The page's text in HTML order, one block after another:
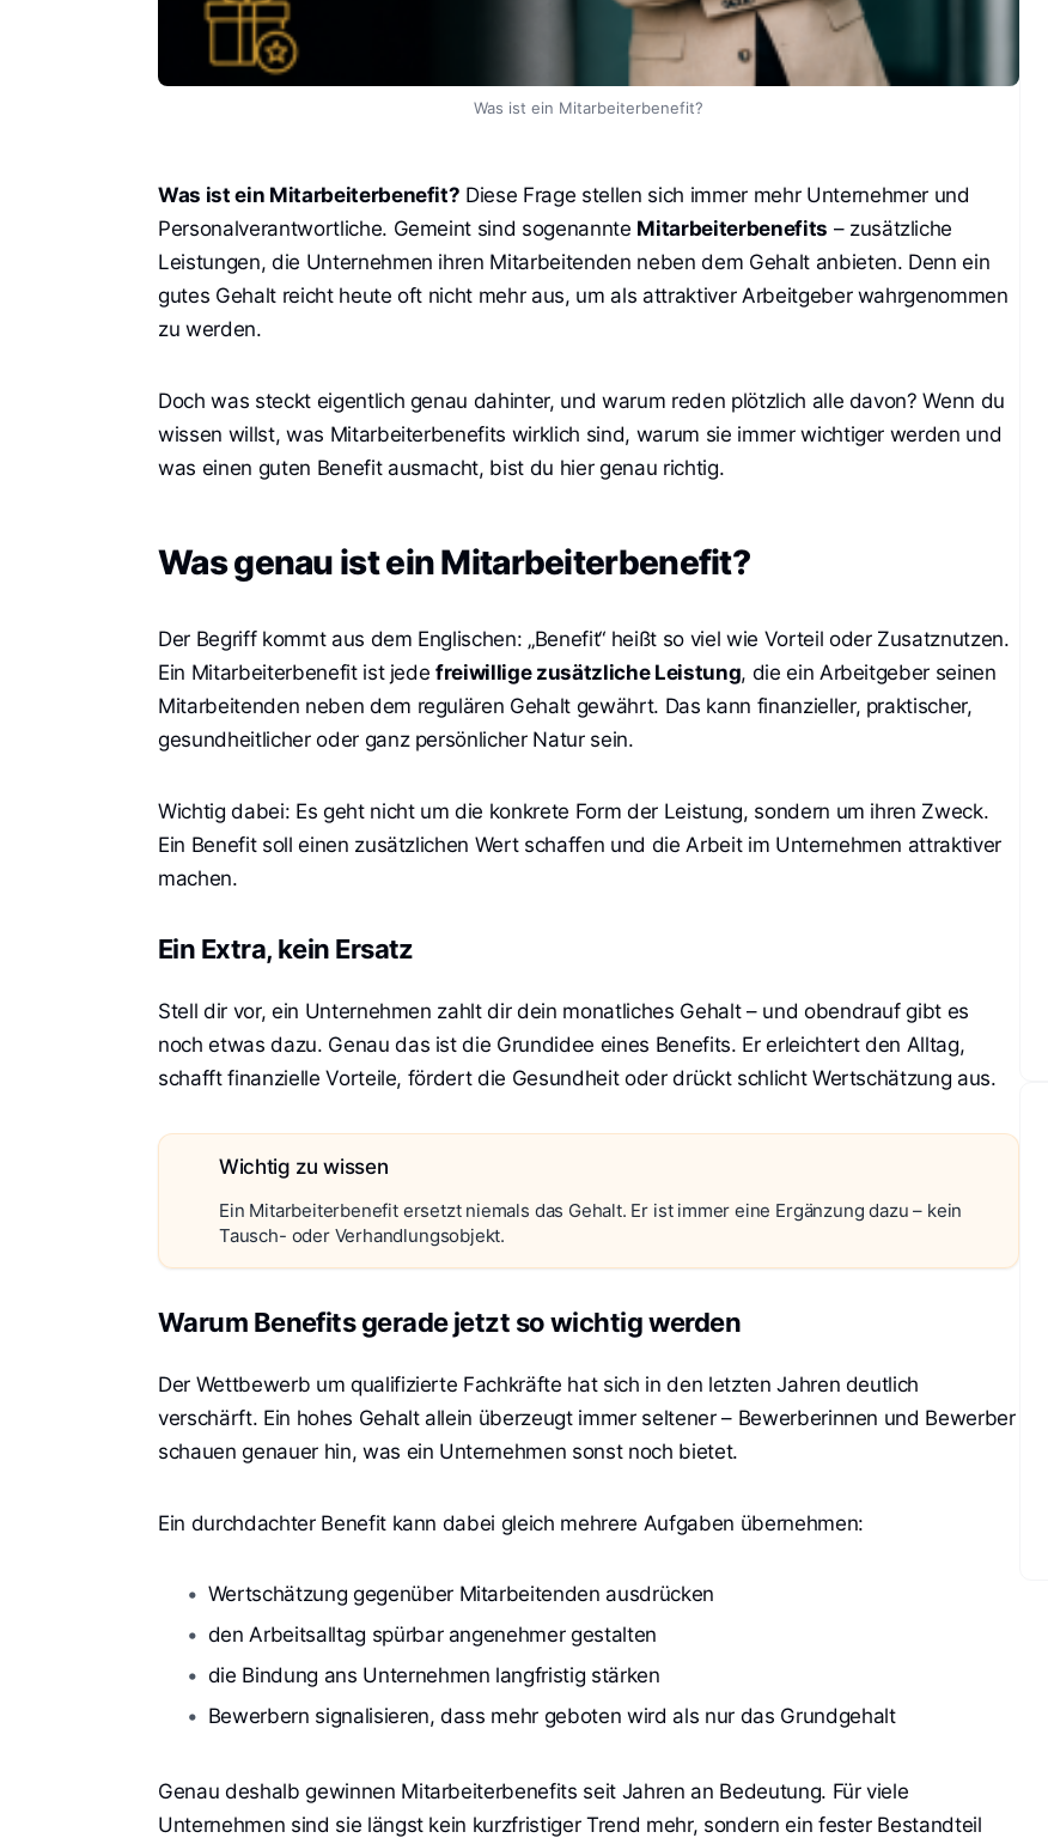
Was ist ein Mitarbeiterbenefit?
Was ist ein Mitarbeiterbenefit? Diese Frage stellen sich immer mehr Unternehmer und
Personalverantwortliche. Gemeint sind sogenannte Mitarbeiterbenefits – zusätzliche
Leistungen, die Unternehmen ihren Mitarbeitenden neben dem Gehalt anbieten. Denn ein
gutes Gehalt reicht heute oft nicht mehr aus, um als attraktiver Arbeitgeber wahrgenommen
zu werden.
Doch was steckt eigentlich genau dahinter, und warum reden plötzlich alle davon? Wenn du
wissen willst, was Mitarbeiterbenefits wirklich sind, warum sie immer wichtiger werden und
was einen guten Benefit ausmacht, bist du hier genau richtig.
Was genau ist ein Mitarbeiterbenefit?
Der Begriff kommt aus dem Englischen: „Benefit“ heißt so viel wie Vorteil oder Zusatznutzen.
Ein Mitarbeiterbenefit ist jedefreiwillige zusätzliche Leistung, die ein Arbeitgeber seinen
Mitarbeitenden neben dem regulären Gehalt gewährt. Das kann finanzieller, praktischer,
gesundheitlicher oder ganz persönlicher Natur sein.
Wichtig dabei: Es geht nicht um die konkrete Form der Leistung, sondern um ihren Zweck.
Ein Benefit soll einen zusätzlichen Wert schaffen und die Arbeit im Unternehmen attraktiver
machen.
Ein Extra, kein Ersatz
Stell dir vor, ein Unternehmen zahlt dir dein monatliches Gehalt – und obendrauf gibt es
noch etwas dazu. Genau das ist die Grundidee eines Benefits. Er erleichtert den Alltag,
schafft finanzielle Vorteile, fördert die Gesundheit oder drückt schlicht Wertschätzung aus.
Wichtig zu wissen
Ein Mitarbeiterbenefit ersetzt niemals das Gehalt. Er ist immer eine Ergänzung dazu – kein
Tausch- oder Verhandlungsobjekt.
Warum Benefits gerade jetzt so wichtig werden
Der Wettbewerb um qualifizierte Fachkräfte hat sich in den letzten Jahren deutlich
verschärft. Ein hohes Gehalt allein überzeugt immer seltener – Bewerberinnen und Bewerber
schauen genauer hin, was ein Unternehmen sonst noch bietet.
Ein durchdachter Benefit kann dabei gleich mehrere Aufgaben übernehmen:
Wertschätzung gegenüber Mitarbeitenden ausdrücken
den Arbeitsalltag spürbar angenehmer gestalten
die Bindung ans Unternehmen langfristig stärken
Bewerbern signalisieren, dass mehr geboten wird als nur das Grundgehalt
Genau deshalb gewinnen Mitarbeiterbenefits seit Jahren an Bedeutung. Für viele
Unternehmen sind sie längst kein kurzfristiger Trend mehr, sondern ein fester Bestandteil